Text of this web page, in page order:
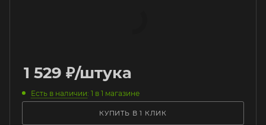
1 529 ₽/штука
Есть в наличии: 1 в 1 магазине
КУПИТЬ В 1 КЛИК